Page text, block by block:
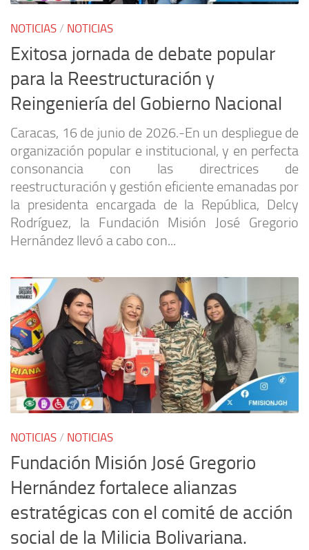
NOTICIAS / NOTICIAS
Exitosa jornada de debate popular
para la Reestructuración y
Reingeniería del Gobierno Nacional
Caracas, 16 de junio de 2026.-En un despliegue de
organización popular e institucional, y en perfecta
consonancia con las directrices de
reestructuración y gestión eficiente emanadas por
la presidenta encargada de la República, Delcy
Rodríguez, la Fundación Misión José Gregorio
Hernández llevó a cabo con...
NOTICIAS / NOTICIAS
Fundación Misión José Gregorio
Hernández fortalece alianzas
estratégicas con el comité de acción
social de la Milicia Bolivariana.